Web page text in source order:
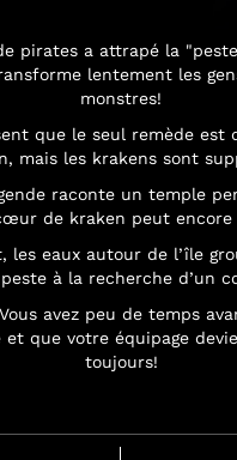
pirates a attrapé la
lentement les
monstres!
que le seul remède est
mais les krakens sont
raconte un temple
de kraken peut encore
les eaux autour de l’île
à la recherche d’un
avez peu de temps
que votre équipage
toujours!